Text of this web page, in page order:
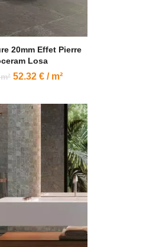
20mm Effet Pierre
Losa
52.32 € / m²